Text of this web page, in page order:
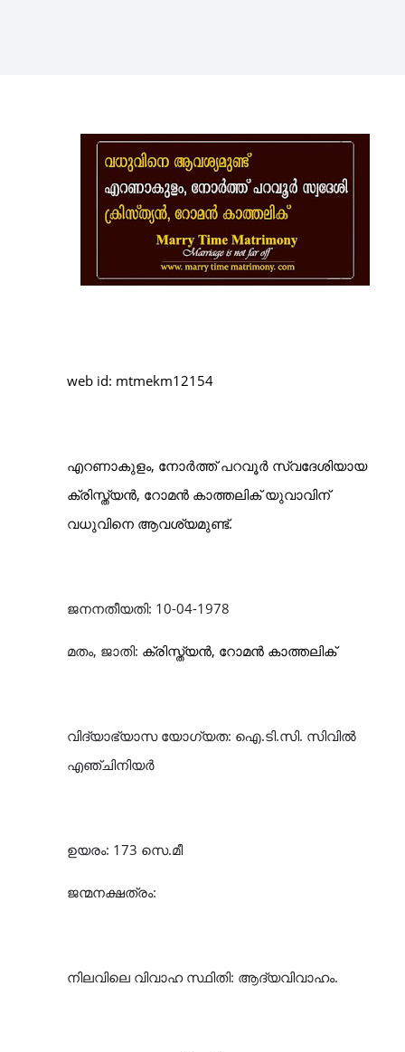
web id: mtmekm12154
എറണാകുളം, നോർത്ത് പറവൂർ സ്വദേശിയായ
ക്രിസ്ത്യൻ, റോമൻ കാത്തലിക് യുവാവിന്
വധുവിനെ ആവശ്യമുണ്ട്.
ജനനതീയതി: 10-04-1978
മതം, ജാതി: ക്രിസ്ത്യൻ, റോമൻ കാത്തലിക്
വിദ്യാഭ്യാസ യോഗ്യത: ഐ.ടി.സി. സിവിൽ
എഞ്ചിനിയർ
ഉയരം: 173 സെ.മീ
ജന്മനക്ഷത്രം:
നിലവിലെ വിവാഹ സ്ഥിതി: ആദ്യവിവാഹം.